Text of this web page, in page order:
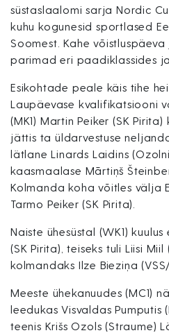
süstaslaalomi sarja Nordic
kuhu kogunesid sportlased
Soomest. Kahe
parimad eri paadiklassides
Esikohtade peale käis tihe
Laupäevase kvalifikatsiooni
(MK1) Martin Peiker (SK
jättis ta üldarvestuse
lätlane Linards Laidins
kaasmaalase Mārtiņš
Kolmanda koha võitles välja
Tarmo Peiker (SK Pirita).
Naiste ühesüstal (WK1)
(SK Pirita), teiseks tuli Liisi Miil
kolmandaks Ilze Bieziņa
Meeste ühekanuudes (MC1)
leedukas Visvaldas Pumputis
teenis Krišs Ozols (Straume)